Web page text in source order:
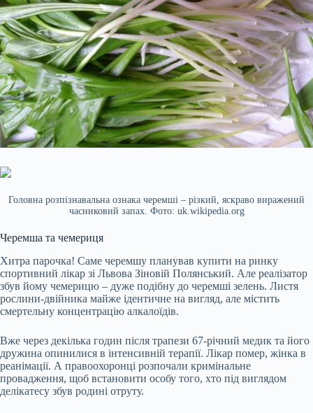
Головна розпізнавальна ознака черемші – різкий, яскраво виражений
часниковий запах. Фото: uk.wikipedia.org
Черемша та чемериця
Хитра парочка! Саме черемшу планував купити на ринку
спортивний лікар зі Львова Зіновій Полянський. Але реалізатор
збув йому чемерицю – дуже подібну до черемші зелень. Листя
рослини-двійника майже ідентичне на вигляд, але містить
смертельну концентрацію алкалоїдів.
Вже через декілька годин після трапези 67-річний медик та його
дружина опинилися в інтенсивній терапії. Лікар помер, жінка в
реанімації. А правоохоронці розпочали кримінальне
провадження, щоб встановити особу того, хто під виглядом
делікатесу збув родині отруту.